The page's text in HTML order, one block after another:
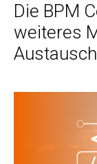
Die BPM
weiteres